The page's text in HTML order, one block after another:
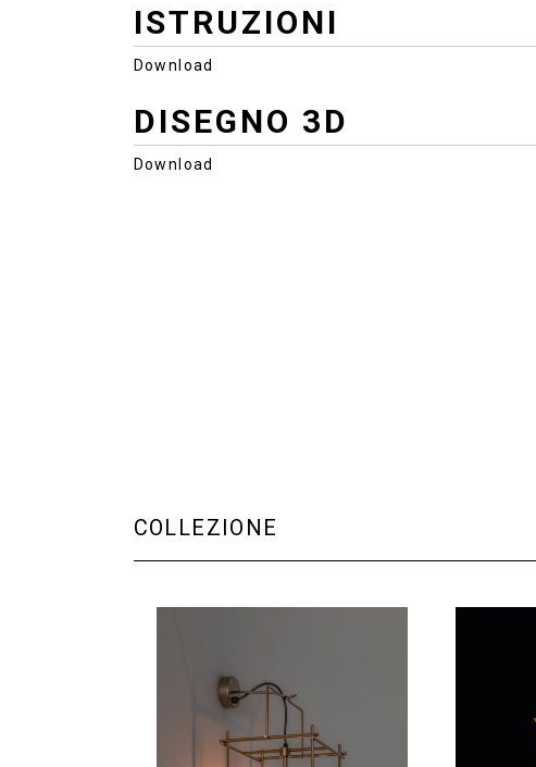
ISTRUZIONI
Download
DISEGNO 3D
Download
COLLEZIONE